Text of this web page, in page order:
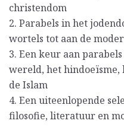
christendom
2. Parabels in het
wortels tot aan de
3. Een keur aan
wereld, het hindoeïsme,
de Islam
4. Een uiteenlopende
filosofie, literatuur en